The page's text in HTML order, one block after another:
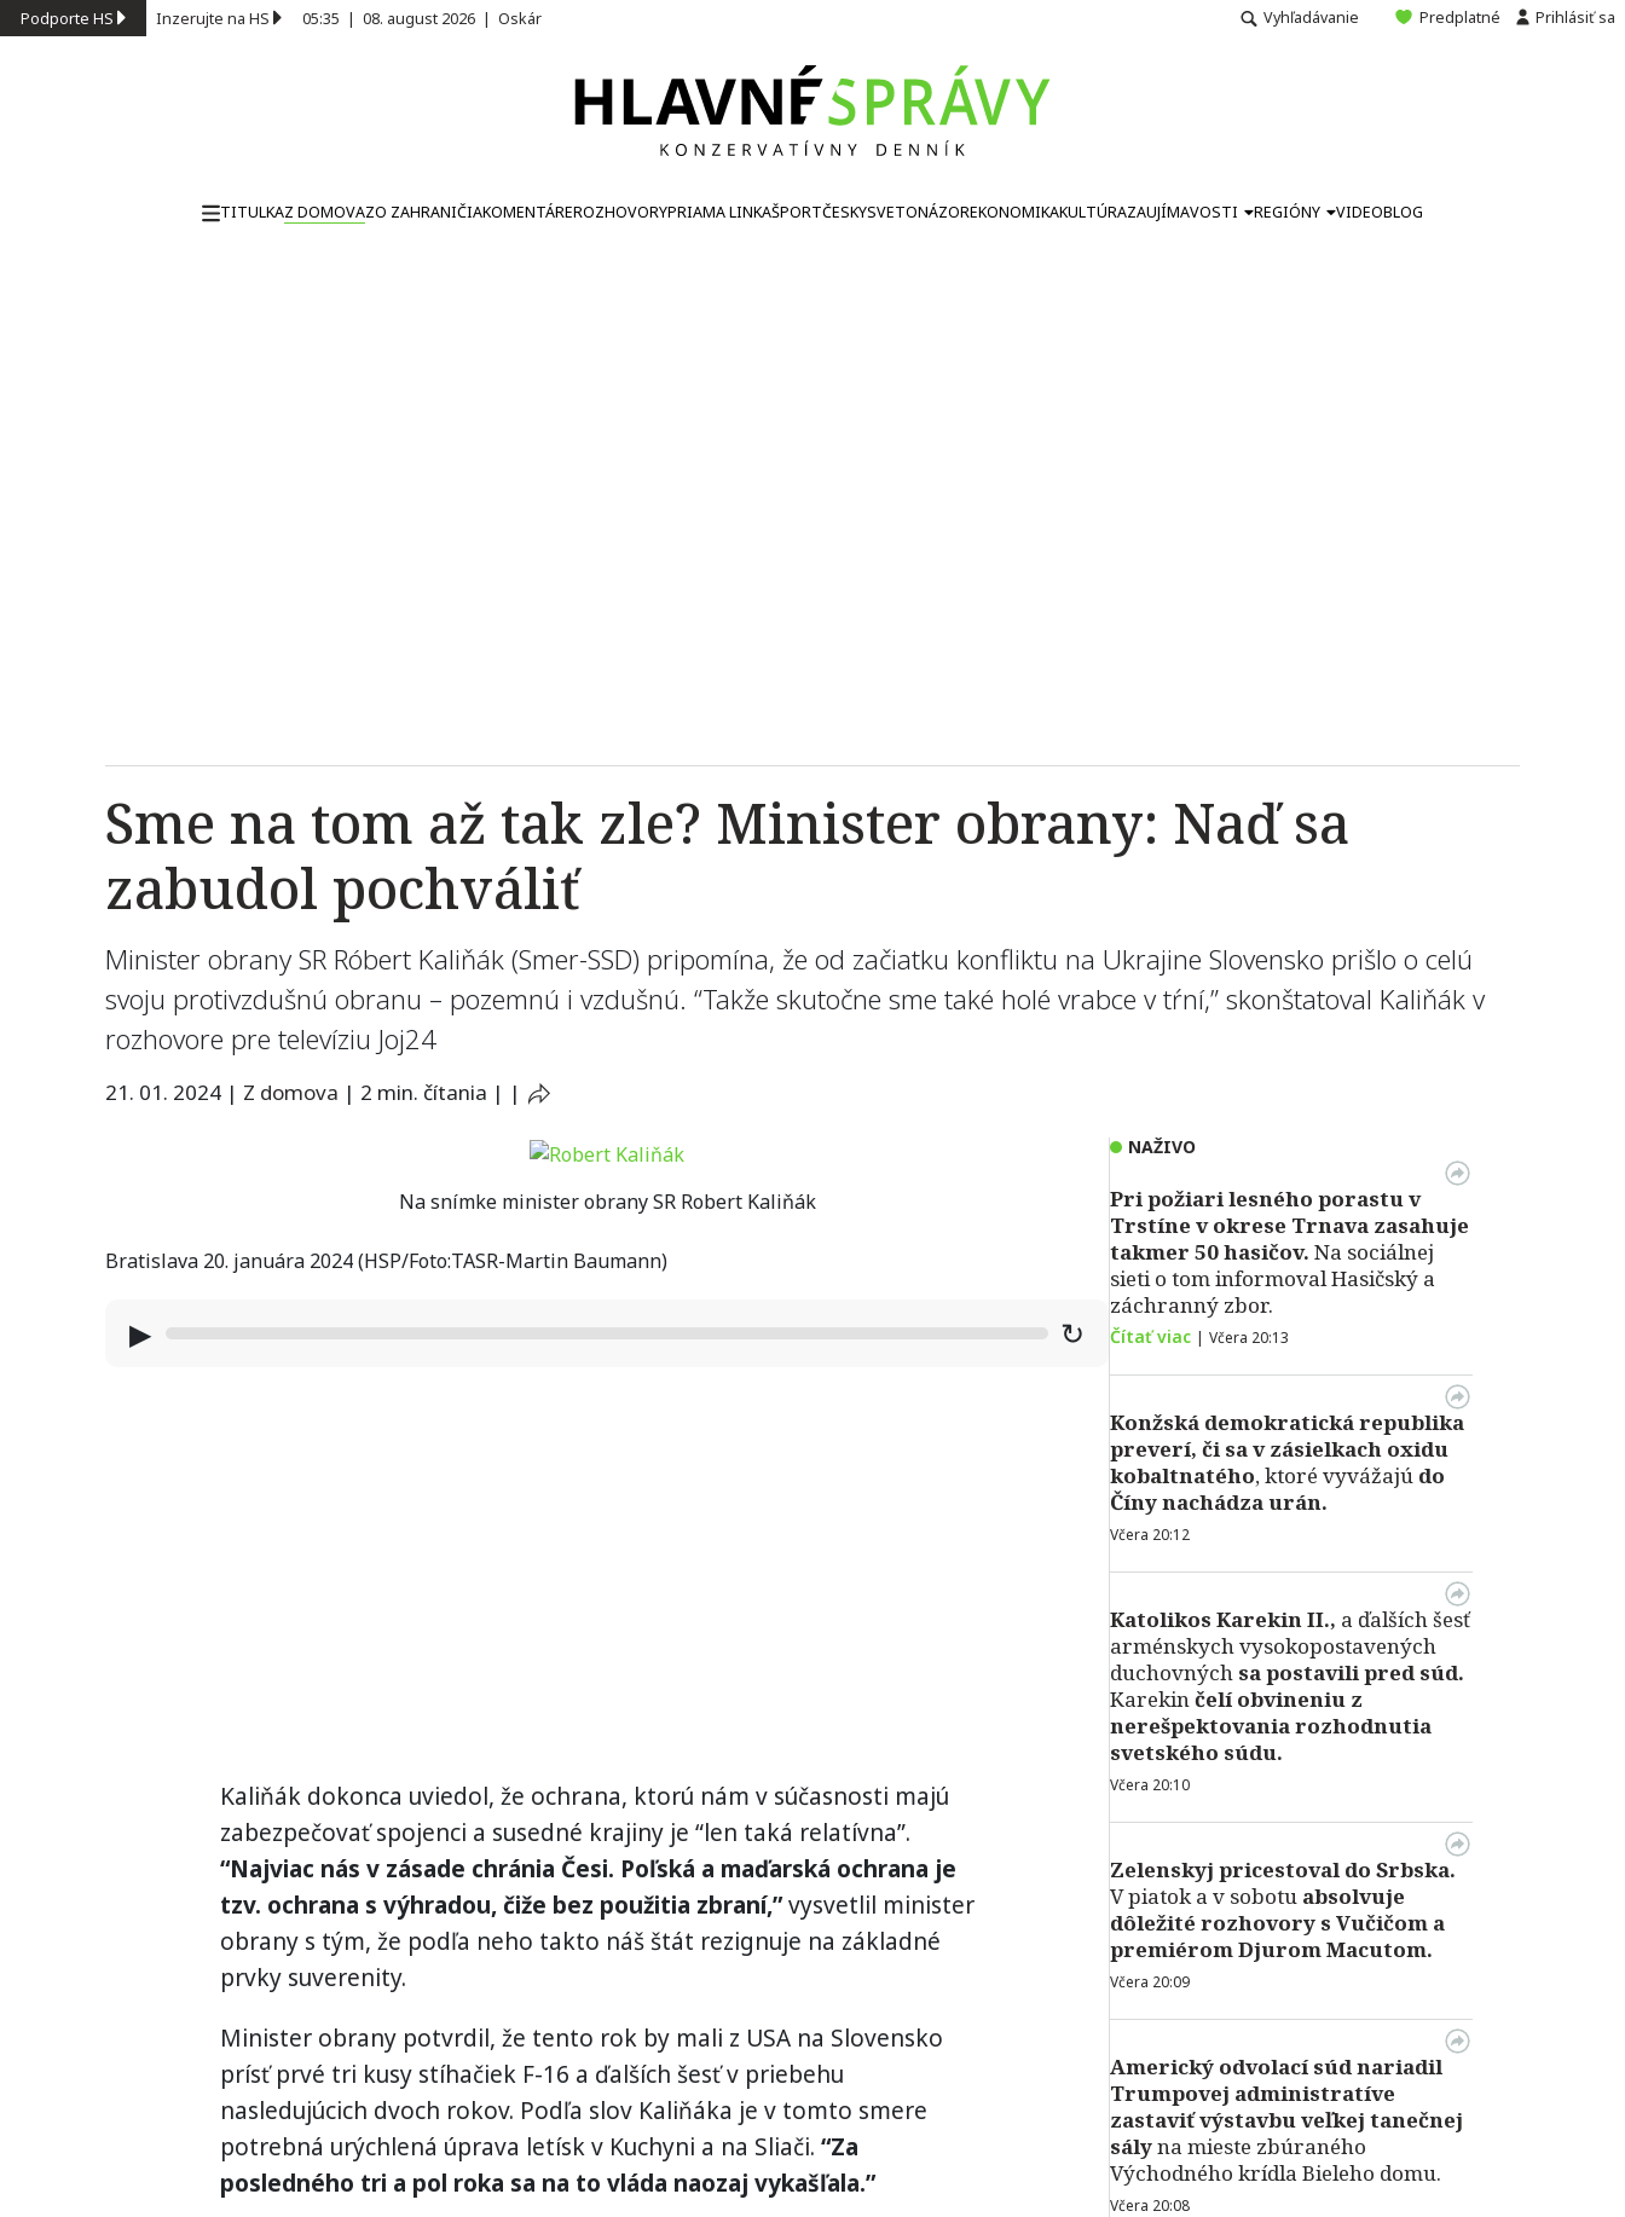
Podporte HS Inzerujte na HS 05:35 | 08. august 2026 | Oskár Vyhľadávanie Predplatné Prihlásiť sa
TITULKAZ DOMOVAZO ZAHRANIČIAKOMENTÁREROZHOVORYPRIAMA LINKAŠPORTČESKYSVETONÁZOREKONOMIKAKULTÚRAZAUJÍMAVOSTI REGIÓNY VIDEOBLOG
Sme na tom až tak zle? Minister obrany: Naď sa
zabudol pochváliť
Minister obrany SR Róbert Kaliňák (Smer-SSD) pripomína, že od začiatku konfliktu na Ukrajine Slovensko prišlo o celú
svoju protivzdušnú obranu – pozemnú i vzdušnú. “Takže skutočne sme také holé vrabce v tŕní,” skonštatoval Kaliňák v
rozhovore pre televíziu Joj24
21. 01. 2024 | Z domova | 2 min. čítania | |
Na snímke minister obrany SR Robert Kaliňák
Bratislava 20. januára 2024 (HSP/Foto:TASR-Martin Baumann)
▶ ↻
Kaliňák dokonca uviedol, že ochrana, ktorú nám v súčasnosti majú
zabezpečovať spojenci a susedné krajiny je “len taká relatívna”.
“Najviac nás v zásade chránia Česi. Poľská a maďarská ochrana je
tzv. ochrana s výhradou, čiže bez použitia zbraní,”vysvetlil minister
obrany s tým, že podľa neho takto náš štát rezignuje na základné
prvky suverenity.
Minister obrany potvrdil, že tento rok by mali z USA na Slovensko
prísť prvé tri kusy stíhačiek F-16 a ďalších šesť v priebehu
nasledujúcich dvoch rokov. Podľa slov Kaliňáka je v tomto smere
potrebná urýchlená úprava letísk v Kuchyni a na Sliači. “Za
posledného tri a pol roka sa na to vláda naozaj vykašľala.”
NAŽIVO
Pri požiari lesného porastu v
Trstíne v okrese Trnava zasahuje
takmer 50 hasičov. Na sociálnej
sieti o tom informoval Hasičský a
záchranný zbor.
Čítať viac | Včera 20:13
Konžská demokratická republika
preverí, či sa v zásielkach oxidu
kobaltnatého, ktoré vyvážajú do
Číny nachádza urán.
Včera 20:12
Katolikos Karekin II., a ďalších šesť
arménskych vysokopostavených
duchovných sa postavili pred súd.
Karekinčelí obvineniu z
nerešpektovania rozhodnutia
svetského súdu.
Včera 20:10
Zelenskyj pricestoval do Srbska.
V piatok a v sobotu absolvuje
dôležité rozhovory s Vučičom a
premiérom Djurom Macutom.
Včera 20:09
Americký odvolací súd nariadil
Trumpovej administratíve
zastaviť výstavbu veľkej tanečnej
sályna mieste zbúraného
Východného krídla Bieleho domu.
Včera 20:08